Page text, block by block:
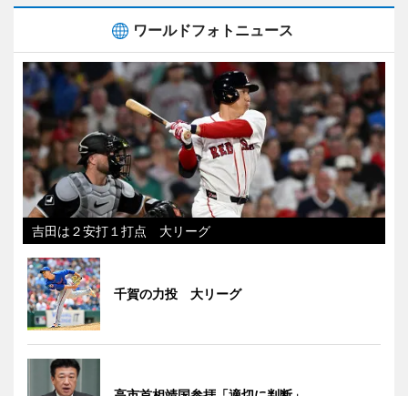
ワールドフォトニュース
吉田は２安打１打点 大リーグ
千賀の力投 大リーグ